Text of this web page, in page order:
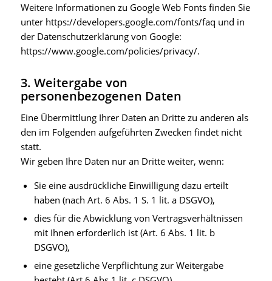
Weitere Informationen zu Google Web Fonts finden Sie
unter https://developers.google.com/fonts/faq und in
der Datenschutzerklärung von Google:
https://www.google.com/policies/privacy/.
3. Weitergabe von
personenbezogenen Daten
Eine Übermittlung Ihrer Daten an Dritte zu anderen als
den im Folgenden aufgeführten Zwecken findet nicht
statt.
Wir geben Ihre Daten nur an Dritte weiter, wenn:
Sie eine ausdrückliche Einwilligung dazu erteilt
haben (nach Art. 6 Abs. 1 S. 1 lit. a DSGVO),
dies für die Abwicklung von Vertragsverhältnissen
mit Ihnen erforderlich ist (Art. 6 Abs. 1 lit. b
DSGVO),
eine gesetzliche Verpflichtung zur Weitergabe